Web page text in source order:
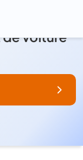
de voiture